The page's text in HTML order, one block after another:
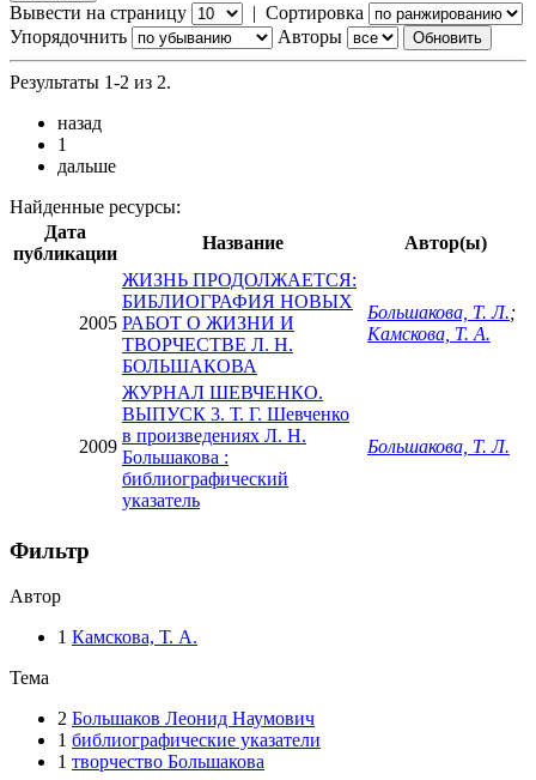
Вывести на страницу | Сортировка
Упорядочнить
Авторы
Результаты 1-2 из 2.
назад
1
дальше
Найденные ресурсы:
Дата
публикации
Название Автор(ы)
2005
ЖИЗНЬ ПРОДОЛЖАЕТСЯ:
БИБЛИОГРАФИЯ НОВЫХ
РАБОТ О ЖИЗНИ И
ТВОРЧЕСТВЕ Л. Н.
БОЛЬШАКОВА
Большакова, Т. Л.;
Камскова, Т. А.
2009
ЖУРНАЛ ШЕВЧЕНКО.
ВЫПУСК 3. Т. Г. Шевченко
в произведениях Л. Н.
Большакова :
библиографический
указатель
Большакова, Т. Л.
Фильтр
Автор
1 Камскова, Т. А.
Тема
2 Большаков Леонид Наумович
1 библиографические указатели
1 творчество Большакова